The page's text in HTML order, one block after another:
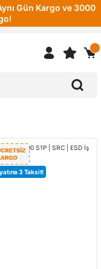
Gün Kargo ve 3000
3 Taksit!